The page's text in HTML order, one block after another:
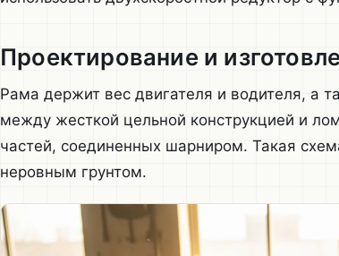
Проектирование и
Рама держит вес двигателя и водителя, а
между жесткой цельной конструкцией и
частей, соединенных шарниром. Такая
неровным грунтом.